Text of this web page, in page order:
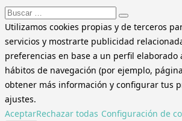
Buscar:
Utilizamos cookies propias y de terceros
servicios y mostrarte publicidad
preferencias en base a un perfil elaborado
hábitos de navegación (por ejemplo,
obtener más información y configurar tus
ajustes.
AceptarRechazar todas Configuración de